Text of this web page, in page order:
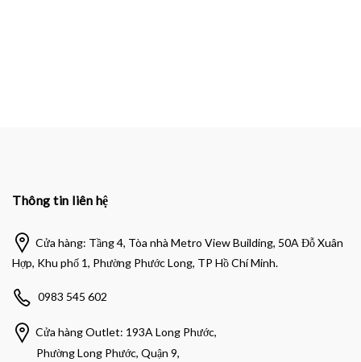
Thông tin liên hệ
Cửa hàng: Tầng 4, Tòa nhà Metro View Building, 50A Đỗ Xuân
Hợp, Khu phố 1, Phường Phước Long, TP Hồ Chí Minh.
0983 545 602
Cửa hàng Outlet: 193A Long Phước,
Phường Long Phước, Quận 9,